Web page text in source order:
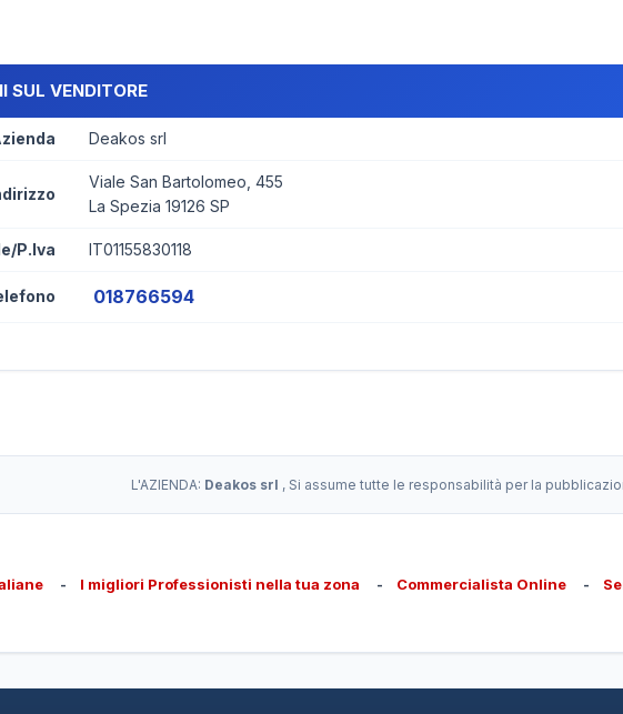
SUL VENDITORE
Deakos srl
Viale San Bartolomeo, 455
La Spezia 19126 SP
P.Iva IT01155830118
018766594
L'AZIENDA: Deakos srl , Si assume tutte le responsabilità per la
- I migliori Professionisti nella tua zona - Commercialista Online -